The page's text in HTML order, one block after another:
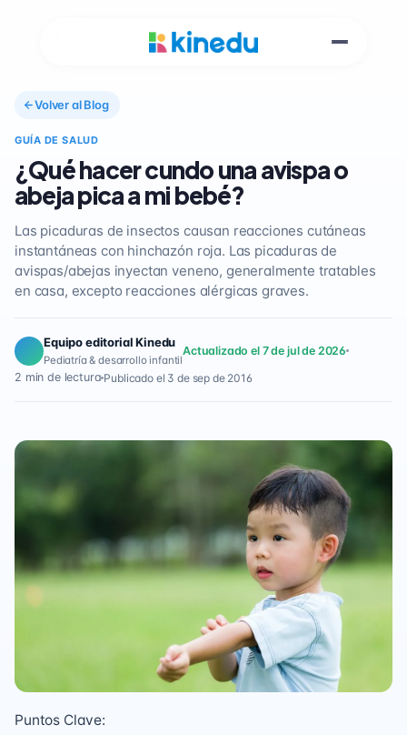
Volver al Blog
GUÍA DE SALUD
¿Qué hacer cundo una avispa o
abeja pica a mi bebé?
Las picaduras de insectos causan reacciones cutáneas
instantáneas con hinchazón roja. Las picaduras de
avispas/abejas inyectan veneno, generalmente tratables
en casa, excepto reacciones alérgicas graves.
Equipo editorial Kinedu
Pediatría & desarrollo infantil
Actualizado el 7 de jul de 2026
2 min de lectura Publicado el 3 de sep de 2016
Puntos Clave: